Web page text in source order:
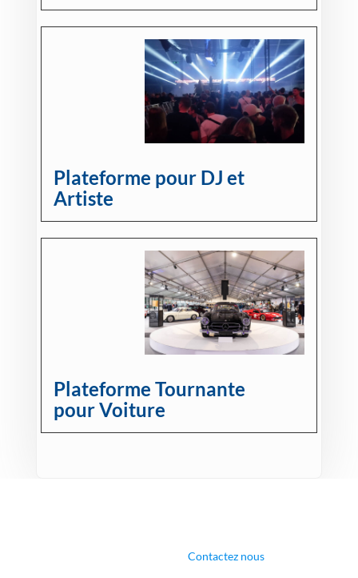
Plateforme pour DJ et
Artiste
Plateforme Tournante
pour Voiture
Contactez nous